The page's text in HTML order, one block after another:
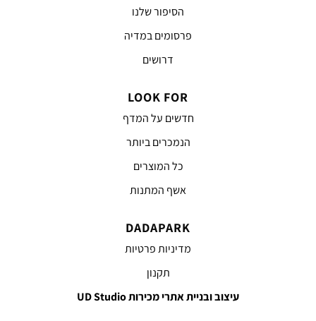
הסיפור שלנו
פרסומים במדיה
דרושים
LOOK FOR
חדשים על המדף
הנמכרים ביותר
כל המוצרים
אשף המתנות
DADAPARK
מדיניות פרטיות
תקנון
עיצוב ובניית אתרי מכירות UD Studio